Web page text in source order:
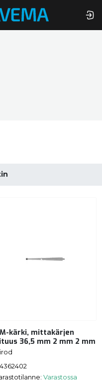
kärki, mittakärjen
36,5 mm 2 mm 2 mm
Varastossa